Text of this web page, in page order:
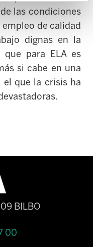
las condiciones
de calidad
dignas en la
que para ELA es
si cabe en una
que la crisis ha
BILBO
00